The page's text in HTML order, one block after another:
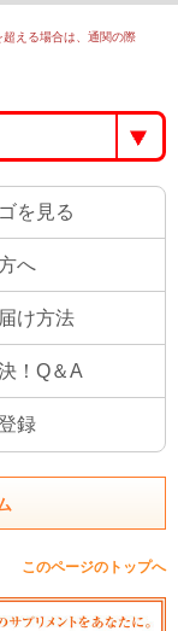
える場合は、通関の際
を見る
へ
け方法
！Q＆A
録
このページのトップへ